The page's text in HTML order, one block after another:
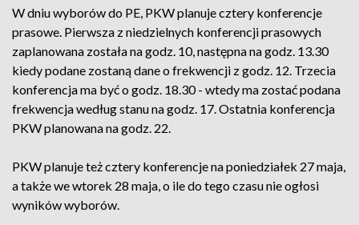
W dniu wyborów do PE, PKW planuje cztery konferencje
prasowe. Pierwsza z niedzielnych konferencji prasowych
zaplanowana została na godz. 10, następna na godz. 13.30
kiedy podane zostaną dane o frekwencji z godz. 12. Trzecia
konferencja ma być o godz. 18.30 - wtedy ma zostać podana
frekwencja według stanu na godz. 17. Ostatnia konferencja
PKW planowana na godz. 22.
PKW planuje też cztery konferencje na poniedziałek 27 maja,
a także we wtorek 28 maja, o ile do tego czasu nie ogłosi
wyników wyborów.